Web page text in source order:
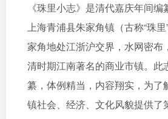
《珠里小志》是清代嘉庆年间
上海青浦县朱家角镇（古称“珠
家角地处江浙沪交界，水网密布
清时期江南著名的商业市镇。此
纂，体例精当，内容翔实，为了
镇社会、经济、文化风貌提供了